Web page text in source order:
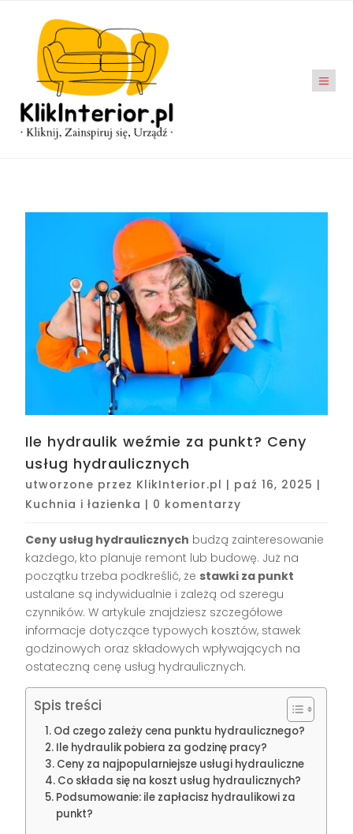
Ile hydraulik weźmie za punkt? Ceny
usług hydraulicznych
utworzone przez KlikInterior.pl | paź 16, 2025 |
Kuchnia i łazienka | 0 komentarzy
Ceny usług hydraulicznych budzą zainteresowanie
każdego, kto planuje remont lub budowę. Już na
początku trzeba podkreślić, że stawki za punkt
ustalane są indywidualnie i zależą od szeregu
czynników. W artykule znajdziesz szczegółowe
informacje dotyczące typowych kosztów, stawek
godzinowych oraz składowych wpływających na
ostateczną cenę usług hydraulicznych.
Spis treści
Od czego zależy cena punktu hydraulicznego?
Ile hydraulik pobiera za godzinę pracy?
Ceny za najpopularniejsze usługi hydrauliczne
Co składa się na koszt usług hydraulicznych?
Podsumowanie: ile zapłacisz hydraulikowi za
punkt?